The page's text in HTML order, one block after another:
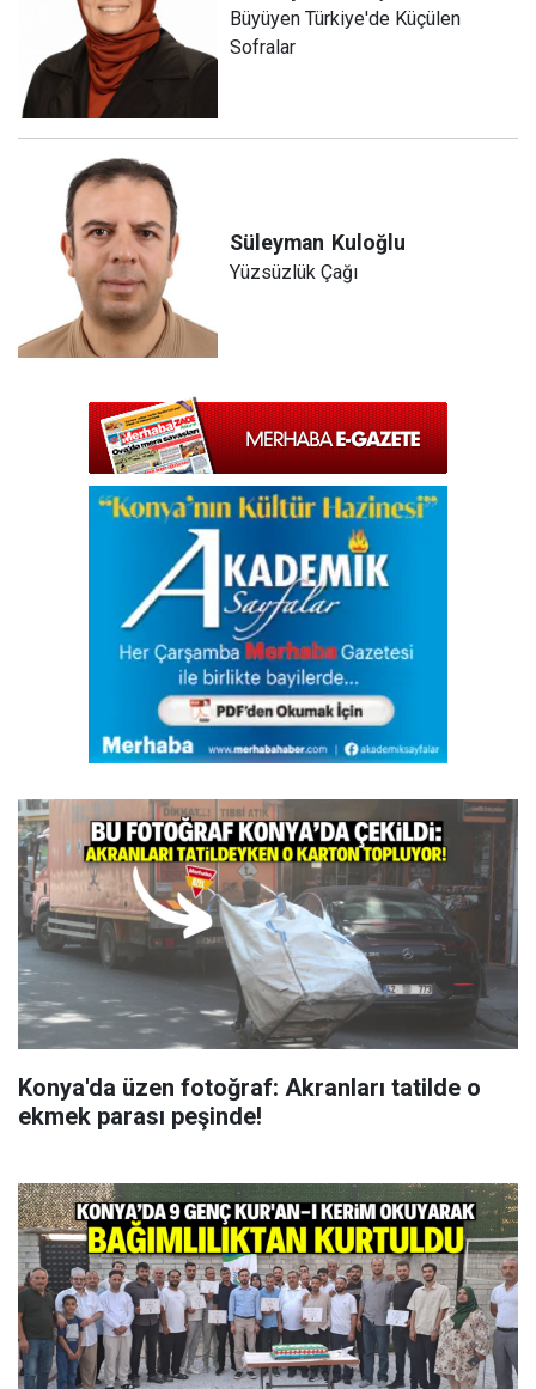
Büyüyen Türkiye'de Küçülen
Sofralar
Süleyman Kuloğlu
Yüzsüzlük Çağı
Konya'da üzen fotoğraf: Akranları tatilde o
ekmek parası peşinde!